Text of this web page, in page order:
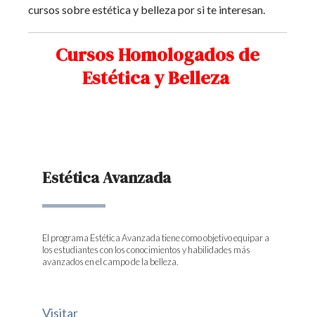
cursos sobre estética y belleza por si te interesan.
Cursos Homologados de
Estética y Belleza
Estética Avanzada
El programa Estética Avanzada tiene como objetivo equipar a
los estudiantes con los conocimientos y habilidades más
avanzados en el campo de la belleza.
Visitar